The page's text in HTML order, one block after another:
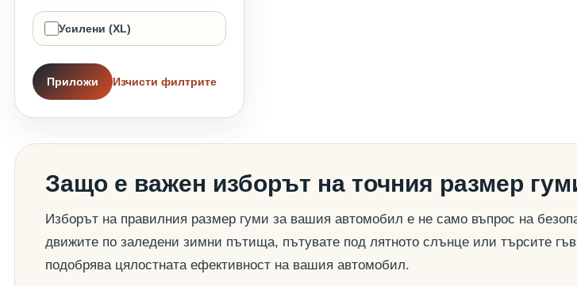
Усилени (XL)
Приложи Изчисти филтрите
Защо е важен изборът на точния размер
Изборът на правилния размер гуми за вашия автомобил е не само въпрос на
движите по заледени зимни пътища, пътувате под лятното слънце или търсите
подобрява цялостната ефективност на вашия автомобил.